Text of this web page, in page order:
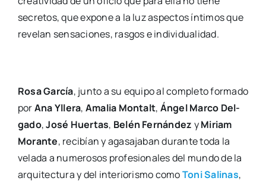
secre­tos, que expo­ne a la luz aspec­tos ínti­mos que
reve­lan sen­sa­cio­nes, ras­gos e indi­vi­dua­li­dad.
Rosa Gar­cía, jun­to a su equi­po al com­ple­to for­ma­do
porAna Ylle­ra, Ama­lia Mon­talt, Ángel Mar­co Del­
ga­do,José Huer­tas, Belén Fer­nán­dez yMiriam
Moran­te, reci­bían y aga­sa­ja­ban duran­te toda la
vela­da a nume­ro­sos pro­fe­sio­na­les del mun­do de la
arqui­tec­tu­ra y del inte­rio­ris­mo comoToni Sali­nas,